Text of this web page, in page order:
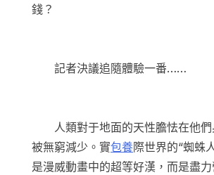
錢？
記者決議追隨體驗一番……
人類對于地面的天性膽怯在他們
被無窮減少。實包養際世界的“蜘蛛
是漫威動畫中的超等好漢，而是盡